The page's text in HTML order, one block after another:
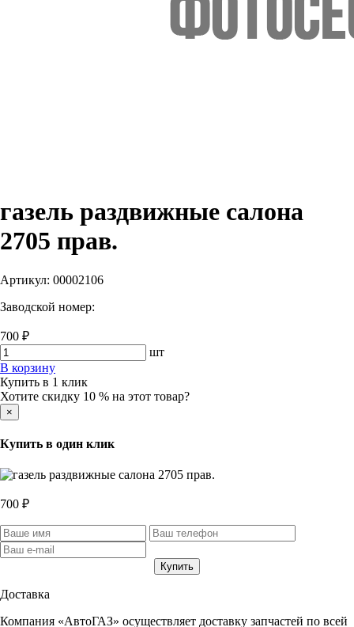
газель раздвижные салона
2705 прав.
Артикул: 00002106
Заводской номер:
700 ₽
шт
В корзину
Купить в 1 клик
Хотите скидку 10 % на этот товар?
×
Купить в один клик
700 ₽
Доставка
Компания «АвтоГАЗ» осуществляет доставку запчастей по всей